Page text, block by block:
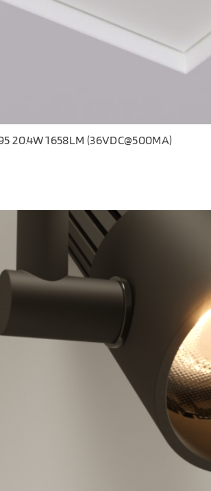
20.4W 1658LM (36VDC@500MA)